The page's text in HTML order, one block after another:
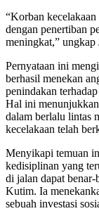
“Korban
dengan penertiban
meningkat,” ungkap
Pernyataan ini
berhasil menekan
penindakan
Hal ini
dalam berlalu lintas
kecelakaan telah
Menyikapi temuan
kedisiplinan yang
di jalan dapat
Kutim. Ia
sebuah investasi